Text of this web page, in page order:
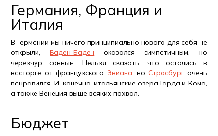
Германия, Франция и
Италия
В Германии мы ничего принципиально нового для себя не
открыли,Баден-Баден оказался симпатичным, но
черезчур сонным. Нельзя сказать, что остались в
восторге от французского Эвиана, но Страсбургочень
понравился. И, конечно, итальянские озера Гарда и Комо,
а также Венеция выше всяких похвал.
Бюджет